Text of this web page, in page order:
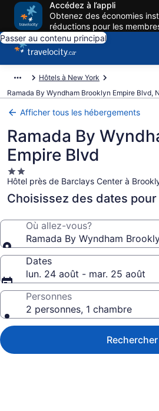
Accédez à l’appli
Obtenez des économies
réductions pour les
Passer au contenu principal
Hôtels à New York
Ramada By Wyndham Brooklyn Empire Blvd,
Afficher tous les hébergements
Ramada By
Empire Blvd
Hébergement
2.0 étoiles
Hôtel près de Barclays Center à
Choisissez des dates
Où allez-vous?
Ramada By Wyndham
Dates
lun. 24 août - mar. 25 août
Personnes
2 personnes, 1 chambre
Rechercher